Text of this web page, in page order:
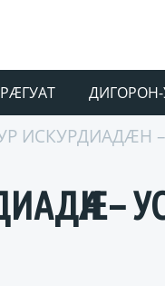
ДИГОРОН-
ИСКУРДИАДӔН
–